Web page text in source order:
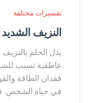
تفسيرات مختلفة
النزيف
يدل الحلم
عاطفية تسبب
فقدان الطاقة
في حياة الشخص.